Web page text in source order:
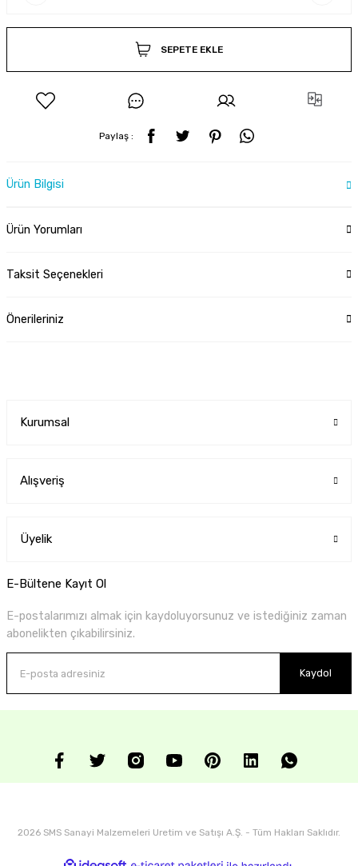
SEPETE EKLE
Paylaş :
Ürün Bilgisi
Ürün Yorumları
Taksit Seçenekleri
Önerileriniz
Kurumsal
Alışveriş
Üyelik
E-Bültene Kayıt Ol
E-postalarımızı almak için kaydoluyorsunuz ve istediğiniz zaman
abonelikten çıkabilirsiniz.
Kaydol
2026 SMS Sanayi Malzemeleri Uretim ve Satışı A.Ş. - Tüm Hakları Saklıdır.